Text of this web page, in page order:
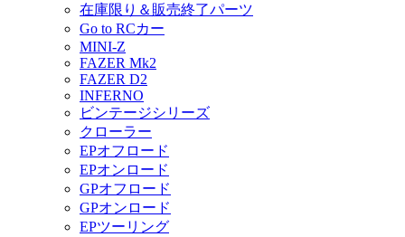
在庫限り＆販売終了パーツ
Go to RCカー
MINI-Z
FAZER Mk2
FAZER D2
INFERNO
ビンテージシリーズ
クローラー
EPオフロード
EPオンロード
GPオフロード
GPオンロード
EPツーリング